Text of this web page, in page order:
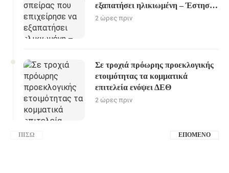
εξαπατήσει ηλικιωμένη – Έστησαν
καρτέρι οι αστυνομικοί
2 ώρες πριν
Σε τροχιά πρόωρης προεκλογικής
ετοιμότητας τα κομματικά
επιτελεία ενόψει ΔΕΘ
2 ώρες πριν
ΠΊΣΩ ΕΠΌΜΕΝΟ